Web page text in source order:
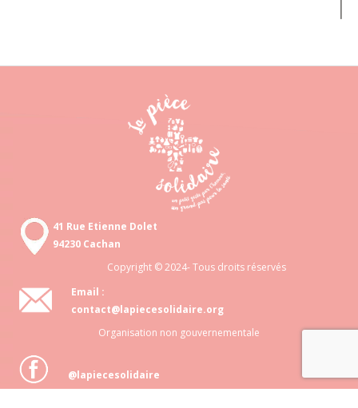
41 Rue Etienne Dolet
94230 Cachan
Copyright © 2024- Tous droits réservés
Email :
contact@lapiecesolidaire.org
Organisation non gouvernementale
@lapiecesolidaire